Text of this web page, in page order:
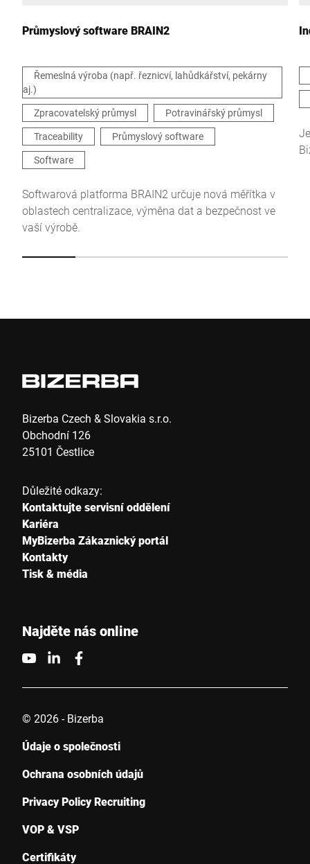
Tímto potvrzuji, že souhlasím s použitím svých údajů ke
zpracování tohoto požadavku Další informace naleznete v
Prohlášení o ochraně údajů*
Click to start verification
FriendlyCaptcha ⇗
Průmyslový software BRAIN2
Řemeslná výroba (např. řeznicví, lahůdkářství, pekárny
aj.)
Zpracovatelský průmysl
Potravinářský průmysl
Traceability
Průmyslový software
Software
Softwarová platforma BRAIN2 určuje nová měřítka v
oblastech centralizace, výměna dat a bezpečnost ve
vaší výrobě.
Bizerba Czech & Slovakia s.r.o.
Obchodní 126
25101 Čestlice
Důležité odkazy:
Kontaktujte servisní oddělení
Kariéra
MyBizerba Zákaznický portál
Kontakty
Tisk & média
Najděte nás online
© 2026 - Bizerba
Údaje o společnosti
Ochrana osobních údajů
Privacy Policy Recruiting
VOP & VSP
Certifikáty